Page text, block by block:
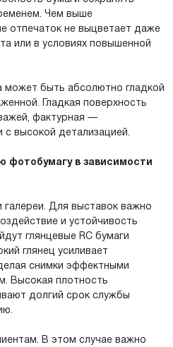
Чем выше
отпечаток не выцветает даже
или в условиях повышенной
может быть абсолютно гладкой
Гладкая поверхность
фактурная —
с высокой детализацией.
фотобумагу в зависимости
галереи. Для выставок важно
и устойчивость
глянцевые RC бумаги
глянец усиливает
снимки эффектными
Высокая плотность
долгий срок службы
В этом случае важно